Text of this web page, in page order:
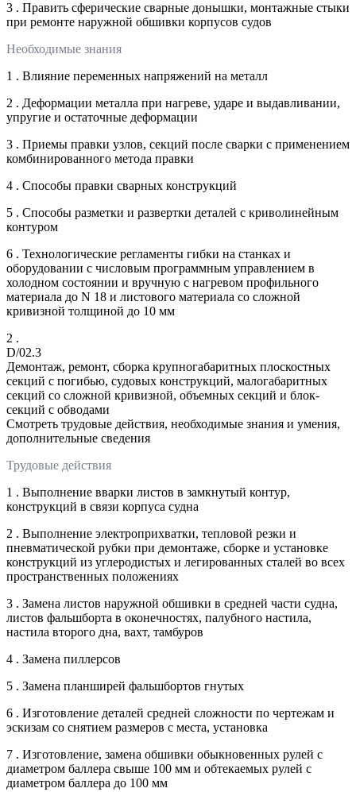
3 . Править сферические сварные донышки, монтажные стыки
при ремонте наружной обшивки корпусов судов
Необходимые знания
1 . Влияние переменных напряжений на металл
2 . Деформации металла при нагреве, ударе и выдавливании,
упругие и остаточные деформации
3 . Приемы правки узлов, секций после сварки с применением
комбинированного метода правки
4 . Способы правки сварных конструкций
5 . Способы разметки и развертки деталей с криволинейным
контуром
6 . Технологические регламенты гибки на станках и
оборудовании с числовым программным управлением в
холодном состоянии и вручную с нагревом профильного
материала до N 18 и листового материала со сложной
кривизной толщиной до 10 мм
2 .
D/02.3
Демонтаж, ремонт, сборка крупногабаритных плоскостных
секций с погибью, судовых конструкций, малогабаритных
секций со сложной кривизной, объемных секций и блок-
секций с обводами
Смотреть трудовые действия, необходимые знания и умения,
дополнительные сведения
Трудовые действия
1 . Выполнение вварки листов в замкнутый контур,
конструкций в связи корпуса судна
2 . Выполнение электроприхватки, тепловой резки и
пневматической рубки при демонтаже, сборке и установке
конструкций из углеродистых и легированных сталей во всех
пространственных положениях
3 . Замена листов наружной обшивки в средней части судна,
листов фальшборта в оконечностях, палубного настила,
настила второго дна, вахт, тамбуров
4 . Замена пиллерсов
5 . Замена планширей фальшбортов гнутых
6 . Изготовление деталей средней сложности по чертежам и
эскизам со снятием размеров с места, установка
7 . Изготовление, замена обшивки обыкновенных рулей с
диаметром баллера свыше 100 мм и обтекаемых рулей с
диаметром баллера до 100 мм